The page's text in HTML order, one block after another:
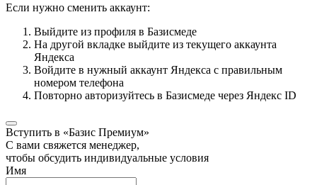
Если нужно сменить аккаунт:
Выйдите из профиля в Базисмеде
На другой вкладке выйдите из текущего аккаунта
Яндекса
Войдите в нужный аккаунт Яндекса с правильным
номером телефона
Повторно авторизуйтесь в Базисмеде через Яндекс ID
Вступить в «Базис Премиум»
С вами свяжется менеджер,
чтобы обсудить индивидуальные условия
Имя